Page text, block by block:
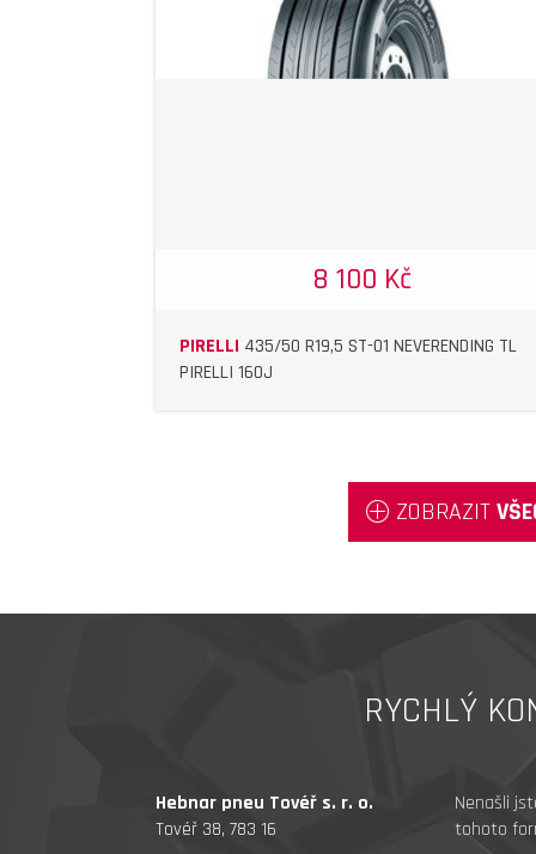
8 100 Kč
PIRELLI 435/50 R19,5 ST-01 NEVERENDING TL
PIRELLI 160J
DETAIL
ZOBRAZIT
RYCHLÝ
Hebnar pneu Tovéř s. r. o.
Tovéř 38, 783 16
Nenašli
tohoto